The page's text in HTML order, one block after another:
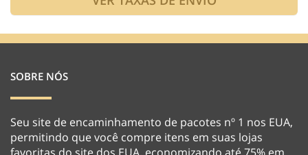
SOBRE NÓS
Seu site de encaminhamento de pacotes nº 1 nos EUA,
permitindo que você compre itens em suas lojas